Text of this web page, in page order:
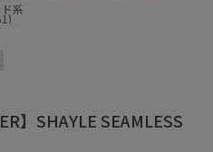
ド系
】SHAYLE SEAMLESS